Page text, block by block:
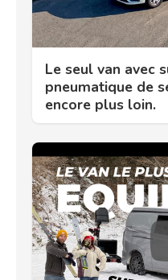
Le seul van avec
pneumatique de
encore plus loin.